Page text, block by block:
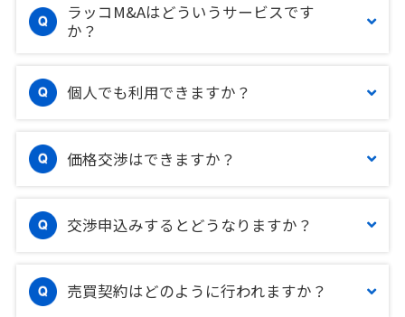
ラッコM&Aはどういうサービスです
か？
個人でも利用できますか？
価格交渉はできますか？
交渉申込みするとどうなりますか？
売買契約はどのように行われますか？